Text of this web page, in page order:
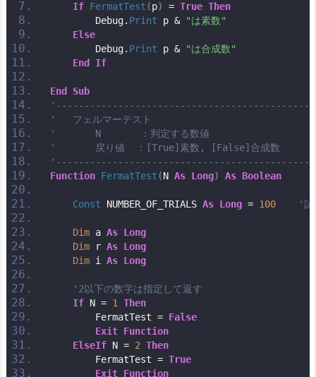
If FermatTest(p) = True Then
        Debug.
Print p & "は素数"
Else
        Debug.
Print p & "は合成数"
End
If
End
Sub
'   フェルマーテスト
'       N       ：判定する数値
'       戻り値  ：[True]素数, [False]合成数
Function FermatTest(N As Long) As Boolean
Const NUMBER_OF_TRIALS As Long = 100 '試
Dim a As Long
Dim r As Long
Dim i As Long
'2以下の数字は指定して返す
If N = 1 Then
        FermatTest =
False
Exit Function
ElseIf N = 2 Then
        FermatTest =
True
Exit Function